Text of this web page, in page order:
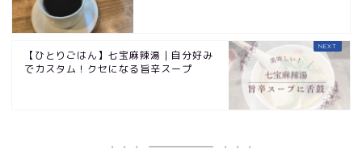
【ひとりごはん】七宝麻辣湯｜自分好み
でカスタム！クセになる旨辛スープ